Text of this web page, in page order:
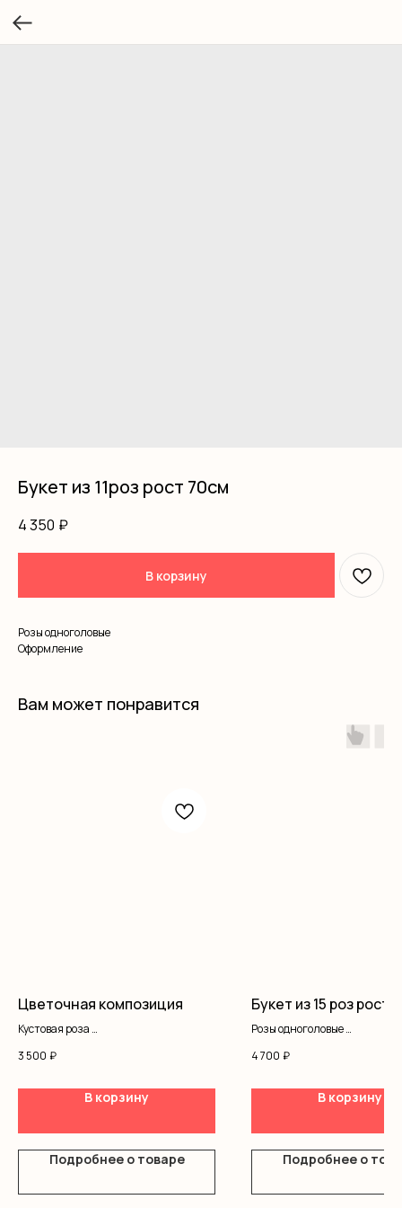
Букет из 11роз рост 70см
4 350 ₽
В корзину
Розы одноголовые
Оформление
Вам может понравится
Цветочная композиция
Кустовая роза
Оазис
3 500 ₽
В корзину
Подробнее о товаре
Букет из 15 роз рост
Розы одноголовые
4 700 ₽
В корзину
Подробнее о